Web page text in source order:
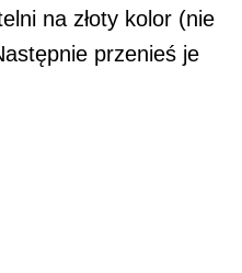
na złoty kolor (nie
przenieś je